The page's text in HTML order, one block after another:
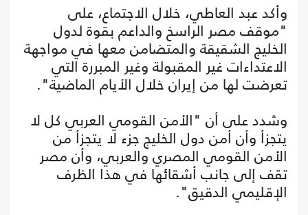
وأكد عبد العاطي، خلال الاجتماع، على
"موقف مصر الراسخ والداعم بقوة لدول
الخليج الشقيقة والمتضامن معها في مواجهة
الاعتداءات غير المقبولة وغير المبررة التي
تعرضت لها من إيران خلال الأيام الماضية".
وشدد على أن "الأمن القومي العربي كل لا
يتجزأ وأن أمن دول الخليج جزء لا يتجزأ من
الأمن القومي المصري والعربي، وأن مصر
تقف إلى جانب أشقائها في هذا الظرف
الإقليمي الدقيق".